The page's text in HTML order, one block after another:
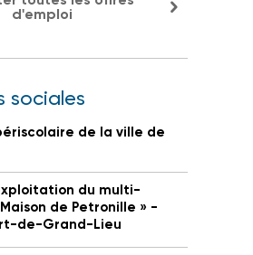
d'emploi
sociales
de la ville de
du multi-
de Petronille » -
de-Grand-Lieu